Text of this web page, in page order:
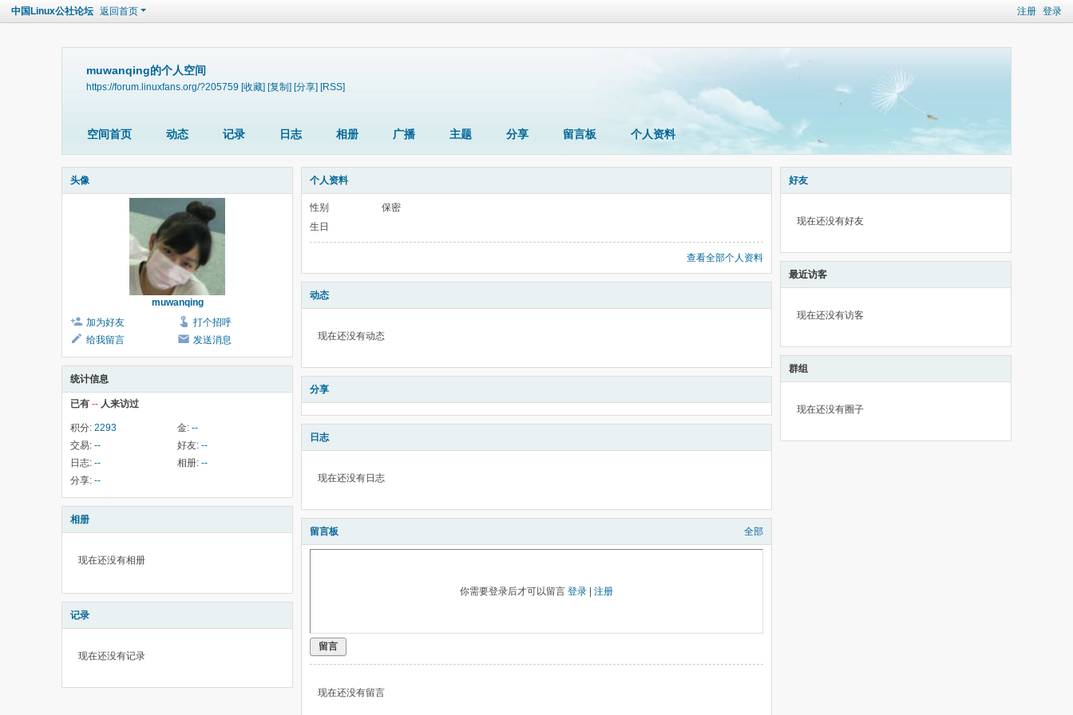
注册 登录
中国Linux公社论坛 返回首页
muwanqing的个人空间
https://forum.linuxfans.org/?205759 [收藏] [复制] [分享] [RSS]
空间首页 动态 记录 日志 相册 广播 主题 分享 留言板 个人资料
头像
muwanqing
加为好友
打个招呼
给我留言
发送消息
统计信息
已有 -- 人来访过
积分: 2293 金: --
交易: -- 好友: --
日志: -- 相册: --
分享: --
相册
现在还没有相册
记录
现在还没有记录
个人资料
性别
保密
生日
查看全部个人资料
动态
现在还没有动态
分享
日志
现在还没有日志
留言板 全部
你需要登录后才可以留言 登录 注册
留言
现在还没有留言
好友
现在还没有好友
最近访客
现在还没有访客
群组
现在还没有圈子